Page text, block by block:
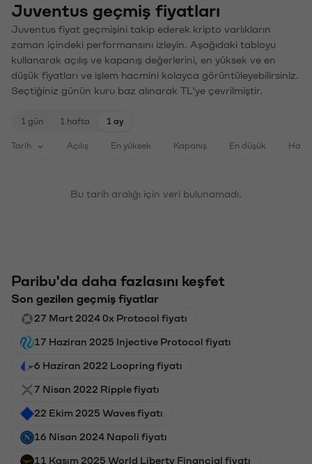
Juventus geçmiş fiyatları
Juventus fiyat geçmişini takip ederek kripto varlıkların
zaman içindeki performansını izleyin. Aşağıdaki tabloyu
kullanarak açılış ve kapanış değerlerini, en yüksek ve en
düşük fiyatları ve işlem hacmini kolayca görüntüleyebilirsiniz.
Seçtiğiniz günün kuru baz alınarak TL'ye çevrilmiştir.
1 gün 1 hafta 1 ay
Tarih Açılış En yüksek Kapanış En düşük
Bu tarih aralığı için veri bulunamadı.
Paribu'da daha fazlasını keşfet
Son gezilen geçmiş fiyatlar
27 Mart 2024 0x Protocol fiyatı
17 Haziran 2025 Injective Protocol fiyatı
6 Haziran 2022 Loopring fiyatı
7 Nisan 2022 Ripple fiyatı
22 Ekim 2025 Waves fiyatı
16 Nisan 2024 Napoli fiyatı
11 Kasım 2025 World Liberty Financial fiyatı